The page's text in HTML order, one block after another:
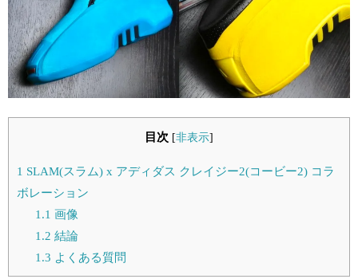
目次 [非表示]
1 SLAM(スラム) x アディダス クレイジー2(コービー2) コラ
ボレーション
1.1 画像
1.2 結論
1.3 よくある質問